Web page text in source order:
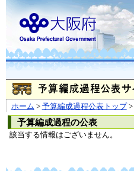
ホーム > 予算編成過程公表トップ>
予算編成過程の公表
該当する情報はございません。